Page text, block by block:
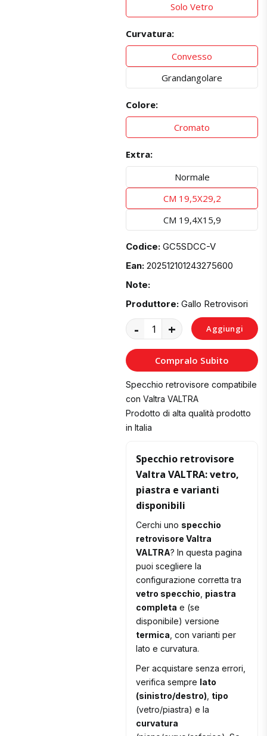
Solo Vetro
Curvatura:
Convesso
Grandangolare
Colore:
Cromato
Extra:
Normale
CM 19,5X29,2
CM 19,4X15,9
Codice: GC5SDCC-V
Ean: 202512101243275600
Note:
Produttore: Gallo Retrovisori
- + Aggiungi
al
Carrello
Compralo Subito
Specchio retrovisore compatibile
con Valtra VALTRA
Prodotto di alta qualità prodotto
in Italia
Specchio retrovisore
Valtra VALTRA: vetro,
piastra e varianti
disponibili
Cerchi uno specchio
retrovisore Valtra
VALTRA? In questa pagina
puoi scegliere la
configurazione corretta tra
vetro specchio piastra
completa e (se
disponibile) versione
termica , con varianti per
lato e curvatura.
Per acquistare senza errori,
verifica sempre lato
(sinistro/destro) tipo
(vetro/piastra) e la
curvatura